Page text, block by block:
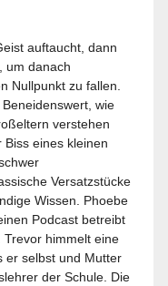
auftaucht, dann
um danach
Nullpunkt zu fallen.
wie
verstehen
Biss eines kleinen
Versatzstücke
Wissen. Phoebe
Podcast betreibt
Trevor himmelt eine
er selbst und Mutter
der Schule. Die